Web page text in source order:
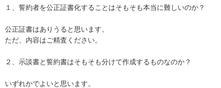
１、誓約者を公正証書化することはそもそも本当に難しいのか？
公正証書はありうると思います。
ただ、内容はご精査ください。
２、示談書と誓約書はそもそも分けて作成するものなのか？
いずれかでよいと思います。